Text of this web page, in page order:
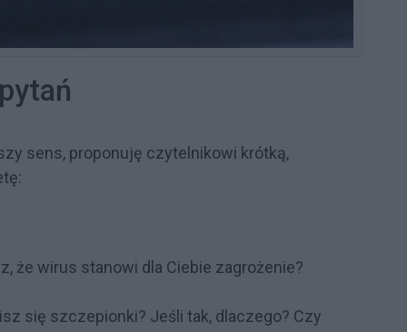
sens, proponuję czytelnikowi krótką,
że wirus stanowi dla Ciebie zagrożenie?
się szczepionki? Jeśli tak, dlaczego? Czy